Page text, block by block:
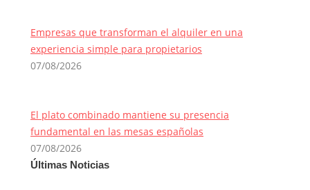
Empresas que transforman el alquiler en una
experiencia simple para propietarios
07/08/2026
El plato combinado mantiene su presencia
fundamental en las mesas españolas
07/08/2026
Últimas Noticias